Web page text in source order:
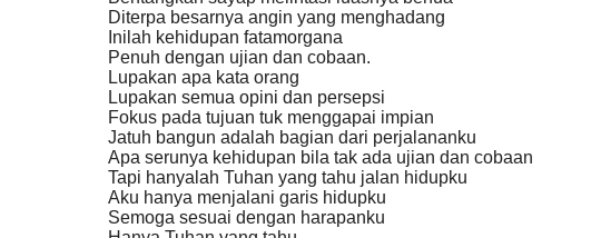
Diterpa besarnya angin yang menghadang
Inilah kehidupan fatamorgana
Penuh dengan ujian dan cobaan.
Lupakan apa kata orang
Lupakan semua opini dan persepsi
Fokus pada tujuan tuk menggapai impian
Jatuh bangun adalah bagian dari perjalananku
Apa serunya kehidupan bila tak ada ujian dan cobaan
Tapi hanyalah Tuhan yang tahu jalan hidupku
Aku hanya menjalani garis hidupku
Semoga sesuai dengan harapanku